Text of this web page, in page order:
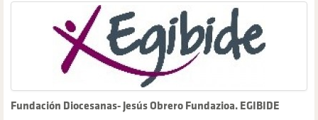
Fundación Diocesanas- Jesús Obrero Fundazioa. EGIBIDE